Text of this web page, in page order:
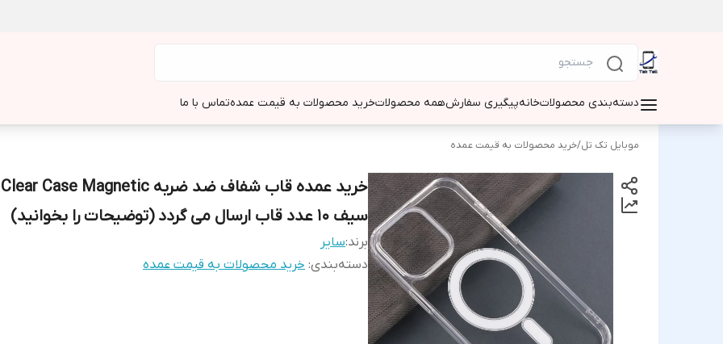
دسته‌بندی محصولاتخانهپیگیری سفارشهمه محصولاتخرید محصولات به قیمت عمدهتماس با ما
موبایل تک تل/خرید محصولات به قیمت عمده
سیف 10 عدد قاب ارسال می گردد (توضیحات را بخوانید)
برند:سایر
دسته‌بندی: خرید محصولات به قیمت عمده